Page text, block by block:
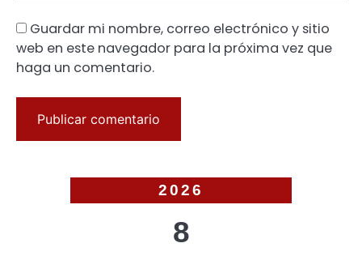
Guardar mi nombre, correo electrónico y sitio
web en este navegador para la próxima vez que
haga un comentario.
2026
8